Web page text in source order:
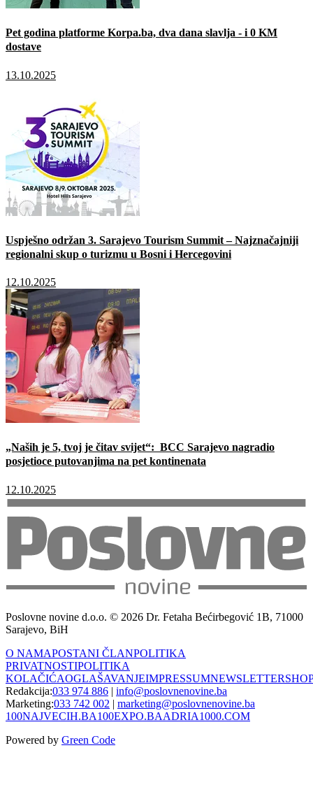
Pet godina platforme Korpa.ba, dva dana slavlja - i 0 KM
dostave
13.10.2025
Uspješno održan 3. Sarajevo Tourism Summit – Najznačajniji
regionalni skup o turizmu u Bosni i Hercegovini
12.10.2025
„Naših je 5, tvoj je čitav svijet“: BCC Sarajevo nagradio
posjetioce putovanjima na pet kontinenata
12.10.2025
Poslovne novine d.o.o. © 2026 Dr. Fetaha Bećirbegović 1B, 71000
Sarajevo, BiH
O NAMAPOSTANI ČLANPOLITIKA
PRIVATNOSTIPOLITIKA
KOLAČIĆAOGLAŠAVANJEIMPRESSUMNEWSLETTER
Redakcija:033 974 886 | info@poslovnenovine.ba
Marketing:033 742 002 | marketing@poslovnenovine.ba
100NAJVECIH.BA100EXPO.BAADRIA1000.COM
Powered by Green Code